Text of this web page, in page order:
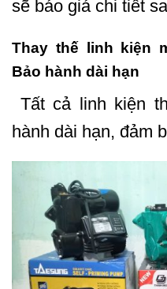
sẽ báo giá chi tiết
Thay thế linh kiện
Bảo hành dài hạn
Tất cả linh kiện
hành dài hạn, đảm